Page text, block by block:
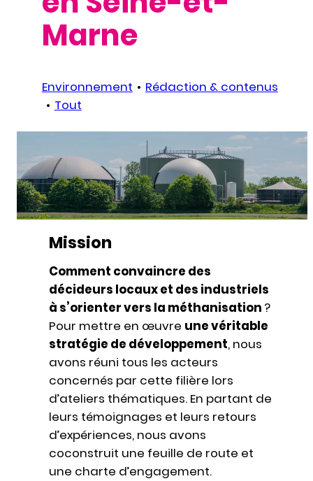
Marne
Environnement
Rédaction & contenus
Tout
Mission
Comment convaincre des
décideurs locaux et des industriels
à s’orienter vers la méthanisation ?
Pour mettre en œuvre une véritable
stratégie de développement, nous
avons réuni tous les acteurs
concernés par cette filière lors
d’ateliers thématiques. En partant de
leurs témoignages et leurs retours
d’expériences, nous avons
coconstruit une feuille de route et
une charte d’engagement.